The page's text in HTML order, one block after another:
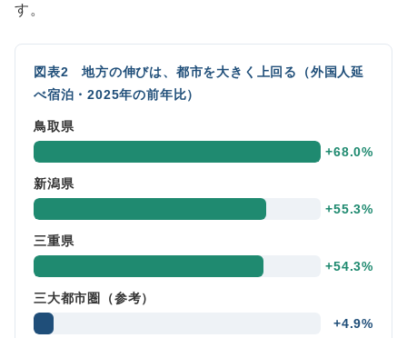
す。
図表2 地方の伸びは、都市を大きく上回る（外国人延
べ宿泊・2025年の前年比）
鳥取県
+68.0%
新潟県
+55.3%
三重県
+54.3%
三大都市圏（参考）
+4.9%